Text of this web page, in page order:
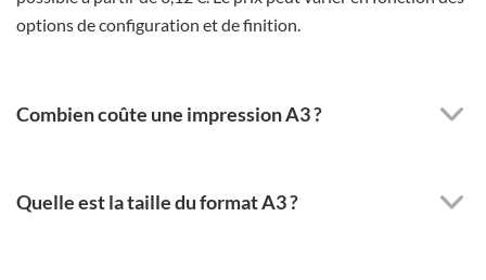
options de configuration et de finition.
Combien coûte une impression A3 ?
Quelle est la taille du format A3 ?